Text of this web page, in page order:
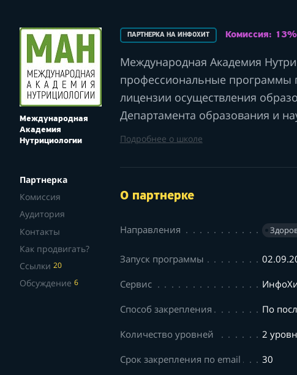
Международная
Академия
Нутрициологии
Партнерка
Комиссия
Аудитория
Контакты
Как продвигать?
Ссылки 20
Обсуждение 6
ПАРТНЕРКА НА ИНФОХИТ Комиссия: 13%
Международная Академия
профессиональные программы
лицензии осуществления
Департамента образования и
Подробнее о школе
О партнерке
Направления
Запуск программы
Сервис
Способ закрепления По
Количество уровней 2
Срок закрепления по email 30